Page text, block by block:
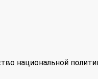
национальной